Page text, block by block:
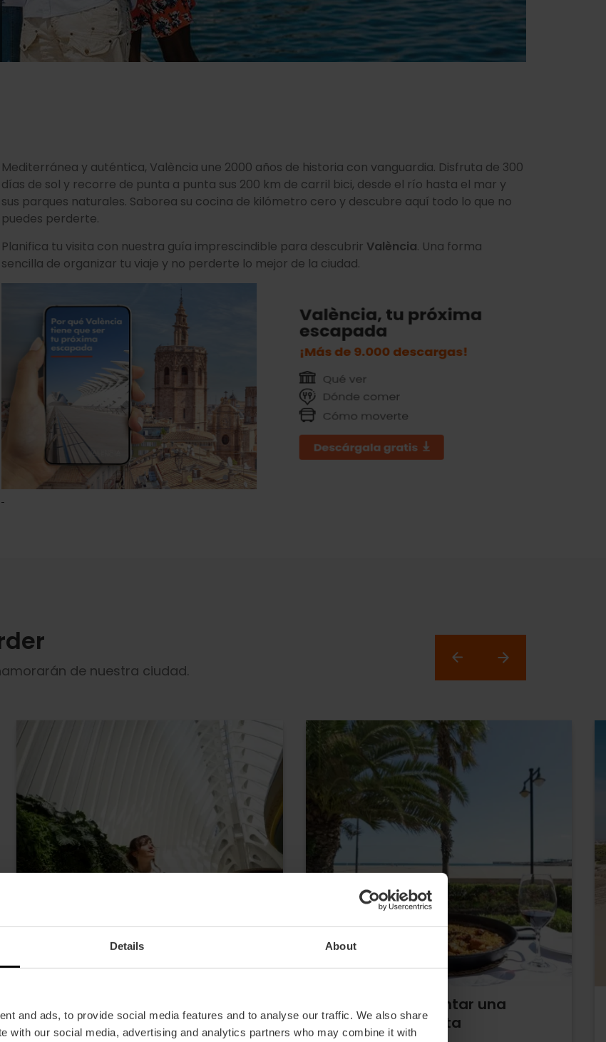
Details About
and ads, to provide social media features and to analyse our traffic. We also share
with our social media, advertising and analytics partners who may combine it with
Mediterránea y auténtica, València une 2000 años de historia con vanguardia. Disfruta de 300
días de sol y recorre de punta a punta sus 200 km de carril bici, desde el río hasta el mar y
sus parques naturales. Saborea su cocina de kilómetro cero y descubre aquí todo lo que no
puedes perderte.
Planifica tu visita con nuestra guía imprescindible para descubrir València. Una forma
sencilla de organizar tu viaje y no perderte lo mejor de la ciudad.
de nuestra ciudad.
¡síguenos!
12 ideas para montar una
escapada perfecta